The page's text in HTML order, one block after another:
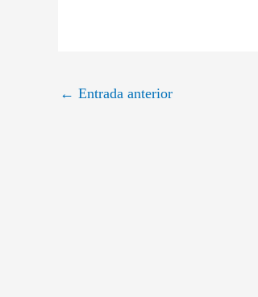
← Entrada anterior